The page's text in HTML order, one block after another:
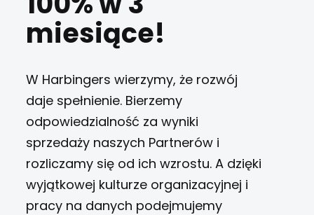
miesiące!
W Harbingers wierzymy, że rozwój
daje spełnienie. Bierzemy
odpowiedzialność za wyniki
sprzedaży naszych Partnerów i
rozliczamy się od ich wzrostu. A dzięki
wyjątkowej kulturze organizacyjnej i
pracy na danych podejmujemy